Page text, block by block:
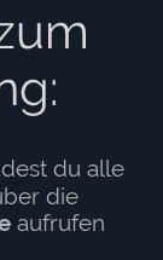
du alle
die
aufrufen